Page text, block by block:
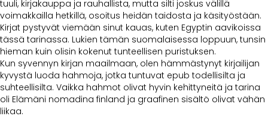
tuuli, kirjakauppa ja rauhallista, mutta silti joskus välillä
voimakkailla hetkillä, osoitus heidän taidosta ja käsityöstään.
Kirjat pystyvät viemään sinut kauas, kuten Egyptin aavikoissa
tässä tarinassa. Lukien tämän suomalaisessa loppuun, tunsin
hieman kuin olisin kokenut tunteellisen puristuksen.
Kun syvennyn kirjan maailmaan, olen hämmästynyt kirjailijan
kyvystä luoda hahmoja, jotka tuntuvat epub todellisilta ja
suhteellisilta. Vaikka hahmot olivat hyvin kehittyneitä ja tarina
oli Elämäni nomadina finland ja graafinen sisältö olivat vähän
liikaa.